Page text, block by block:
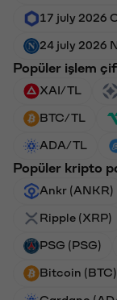
17 july 2026
24 july 2026
Popüler işlem
XAI/TL
BTC/TL
ADA/TL
Popüler kripto
Ankr (ANKR)
Ripple (XRP)
PSG (PSG)
Bitcoin (BTC)